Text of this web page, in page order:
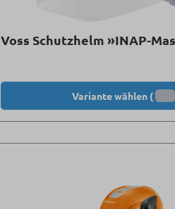
Voss Schutzhelm »INAP-
Variante wählen (